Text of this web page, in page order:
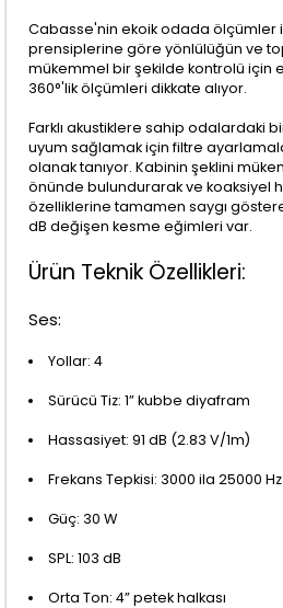
Cabasse'nin ekoik odada ölçümler
prensiplerine göre yönlülüğün ve
mükemmel bir şekilde kontrolü için
360°'lik ölçümleri dikkate alıyor.
Farklı akustiklere sahip odalardaki
uyum sağlamak için filtre
olanak tanıyor. Kabinin şeklini
önünde bulundurarak ve koaksiyel
özelliklerine tamamen saygı
dB değişen kesme eğimleri var.
Ürün Teknik Özellikleri:
Ses:
Yollar: 4
Sürücü Tiz: 1” kubbe diyafram
Hassasiyet: 91 dB (2.83 V/1m)
Frekans Tepkisi: 3000 ila 25000 Hz
Güç: 30 W
SPL: 103 dB
Orta Ton: 4” petek halkası